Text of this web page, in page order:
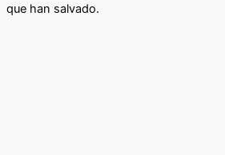
que han salvado.